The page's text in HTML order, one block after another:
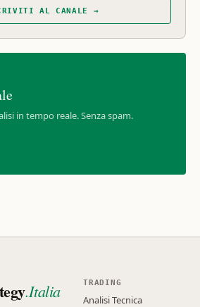
AL CANALE →
in tempo reale. Senza spam.
.Italia TRADING
Analisi Tecnica